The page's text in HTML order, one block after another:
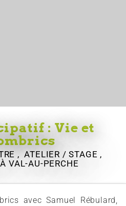
: Vie et
, ATELIER / STAGE ,
À VAL-AU-PERCHE
avec Samuel Rébulard,